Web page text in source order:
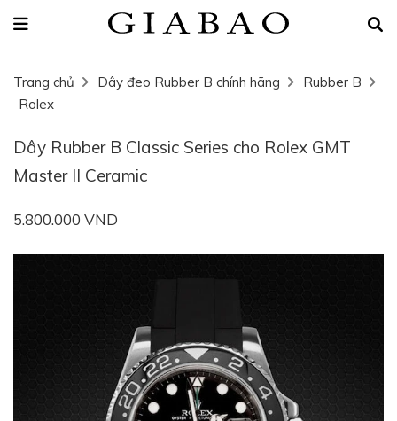
Trang chủ Dây đeo Rubber B chính hãng
Rubber B
Rolex
Dây Rubber B Classic Series cho Rolex GMT
Master II Ceramic
5.800.000 VND